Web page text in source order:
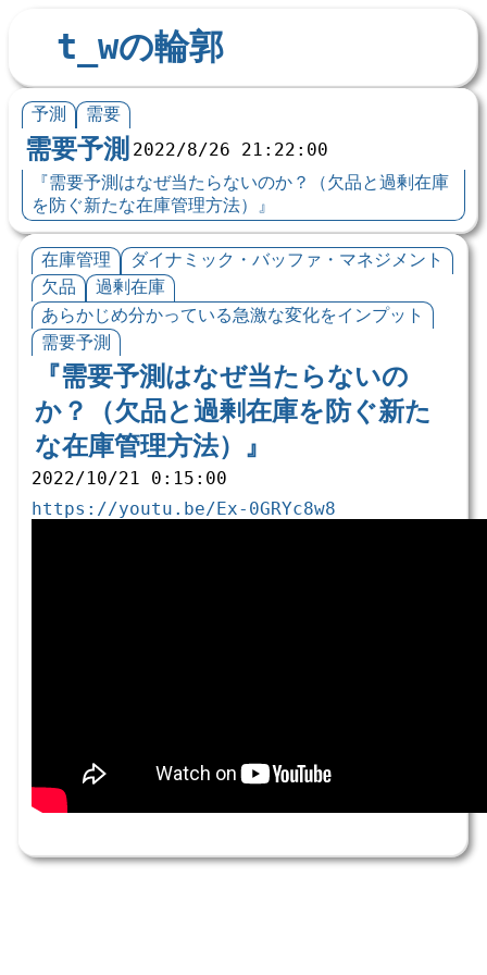
t_wの輪郭
予測 需要
需要予測 2022/8/26 21:22:00
『需要予測はなぜ当たらないのか？（欠品と過剰在庫
を防ぐ新たな在庫管理方法）』
在庫管理
ダイナミック・バッファ・マネジメント
欠品
過剰在庫
あらかじめ分かっている急激な変化をインプット
需要予測
『需要予測はなぜ当たらないの
か？（欠品と過剰在庫を防ぐ新た
な在庫管理方法）』
2022/10/21 0:15:00
https://youtu.be/Ex-0GRYc8w8